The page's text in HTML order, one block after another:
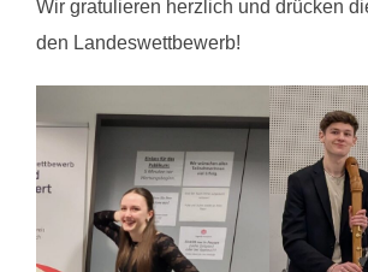
Wir gratulieren herzlich und drücken
den Landeswettbewerb!